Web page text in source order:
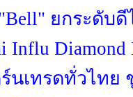
ยกระดับ
Influ
นเทรดทั่วไทย